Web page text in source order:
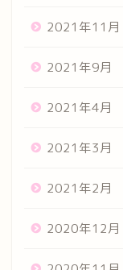
2021年11月
2021年9月
2021年4月
2021年3月
2021年2月
2020年12月